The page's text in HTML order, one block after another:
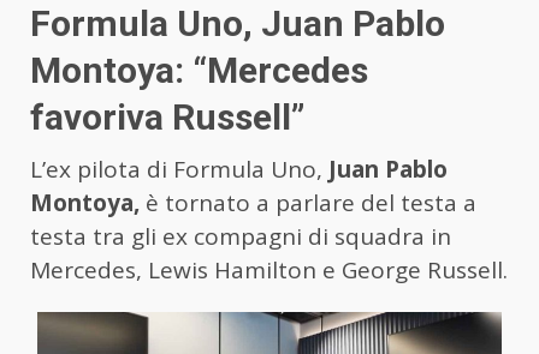
Formula Uno, Juan Pablo
Montoya: “Mercedes
favoriva Russell”
L’ex pilota di Formula Uno, Juan Pablo
Montoya, è tornato a parlare del testa a
testa tra gli ex compagni di squadra in
Mercedes, Lewis Hamilton e George Russell.